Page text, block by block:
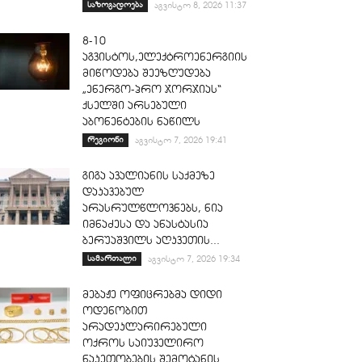
საზოგადოება აგვისტო 8, 2026 11:37
8-10
აგვისტოს,ელექტროენერგიის
მიწოდება შეეზღუდება
„ენერგო-პრო ჯორჯიას“
ქსელში არსებული
აბონენტების ნაწილს
რეგიონი აგვისტო 7, 2026 19:41
გიგა ავალიანის საქმეზე
დაკავებულ
არასრულწლოვნებს, ნია
იმნაძესა და ანასტასია
ბერუაშვილს აღკვეთის...
სამართალი აგვისტო 7, 2026 19:34
მებაჟე ოფიცრებმა დიდი
ოდენობით
არადეკლარირებული
ოქროს საიუველირო
ნაკეთობების შემოტანის